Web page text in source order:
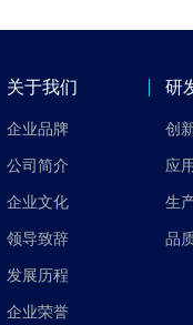
关于我们
企业品牌
公司简介
企业文化
领导致辞
发展历程
企业荣誉
研
创
应
生
品